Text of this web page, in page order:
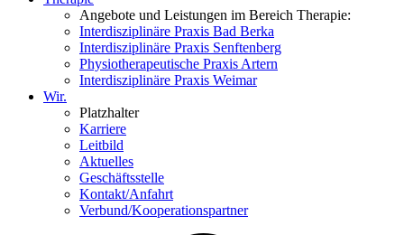
Angebote und Leistungen im Bereich Therapie:
Interdisziplinäre Praxis Bad Berka
Interdisziplinäre Praxis Senftenberg
Physiotherapeutische Praxis Artern
Interdisziplinäre Praxis Weimar
Wir.
Platzhalter
Karriere
Leitbild
Aktuelles
Geschäftsstelle
Kontakt/Anfahrt
Verbund/Kooperationspartner